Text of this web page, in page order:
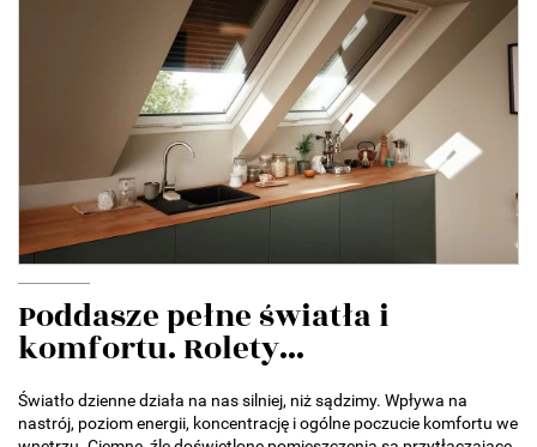
Poddasze pełne światła i
komfortu. Rolety...
Światło dzienne działa na nas silniej, niż sądzimy. Wpływa na
nastrój, poziom energii, koncentrację i ogólne poczucie komfortu we